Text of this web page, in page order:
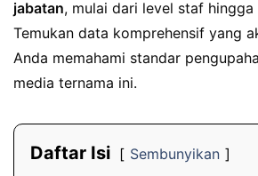
jabatan, mulai dari level staf hingga
Temukan data komprehensif yang
Anda memahami standar
media ternama ini.
Daftar Isi
Sembunyikan